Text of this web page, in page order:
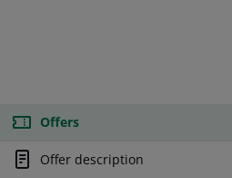
Offers
Offer description